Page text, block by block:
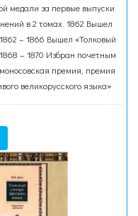
медали за первые выпуски
в 2 томах. 1862 Вышел
– 1866 Вышел «Толковый
– 1870 Избран почетным
премия, премия
великорусского языка»